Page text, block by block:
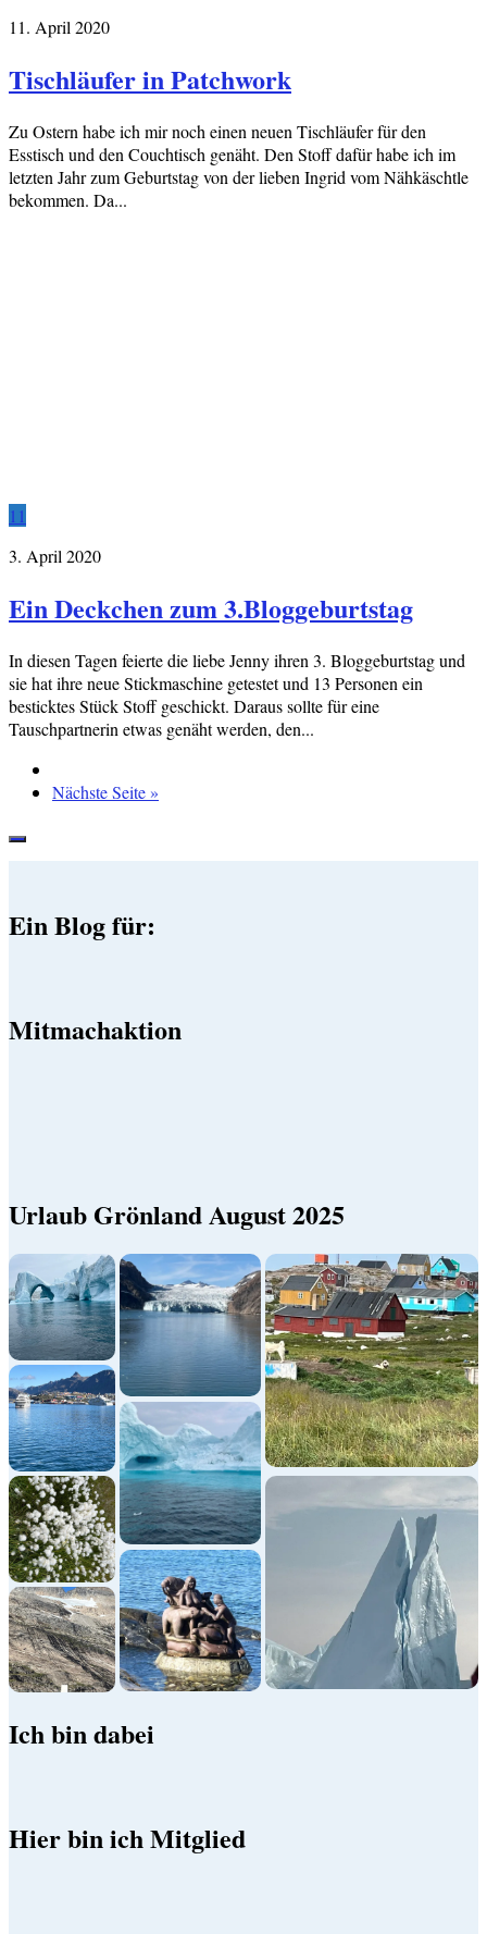
11. April 2020
Tischläufer in Patchwork
Zu Ostern habe ich mir noch einen neuen Tischläufer für den
Esstisch und den Couchtisch genäht. Den Stoff dafür habe ich im
letzten Jahr zum Geburtstag von der lieben Ingrid vom Nähkäschtle
bekommen. Da...
11
3. April 2020
Ein Deckchen zum 3.Bloggeburtstag
In diesen Tagen feierte die liebe Jenny ihren 3. Bloggeburtstag und
sie hat ihre neue Stickmaschine getestet und 13 Personen ein
besticktes Stück Stoff geschickt. Daraus sollte für eine
Tauschpartnerin etwas genäht werden, den...
Nächste Seite »
Ein Blog für:
Mitmachaktion
Urlaub Grönland August 2025
Ich bin dabei
Hier bin ich Mitglied